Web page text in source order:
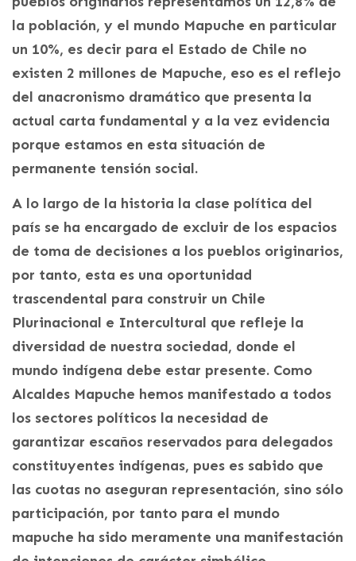
la población, y el mundo Mapuche en particular
un 10%, es decir para el Estado de Chile no
existen 2 millones de Mapuche, eso es el reflejo
del anacronismo dramático que presenta la
actual carta fundamental y a la vez evidencia
porque estamos en esta situación de
permanente tensión social.
A lo largo de la historia la clase política del
país se ha encargado de excluir de los espacios
de toma de decisiones a los pueblos originarios,
por tanto, esta es una oportunidad
trascendental para construir un Chile
Plurinacional e Intercultural que refleje la
diversidad de nuestra sociedad, donde el
mundo indígena debe estar presente. Como
Alcaldes Mapuche hemos manifestado a todos
los sectores políticos la necesidad de
garantizar escaños reservados para delegados
constituyentes indígenas, pues es sabido que
las cuotas no aseguran representación, sino sólo
participación, por tanto para el mundo
mapuche ha sido meramente una manifestación